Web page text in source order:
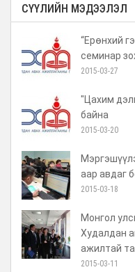
СҮҮЛИЙН МЭДЭЭЛЭЛ
“Ерөнхий
семинар
2015-03-27
"Цахим
байна
2015-03-20
аар авдаг
2015-03-18
Монгол
Худалдан
ажилтай
2015-03-11